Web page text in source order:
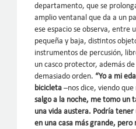
departamento, que se
amplio ventanal que da a un
ese espacio se observa, entre
pequeña y baja, distintos
instrumentos de percusión,
un casco protector, además
demasiado orden. “Yo a mi
bicicleta –nos dice, viendo
salgo a la noche, me tomo un
una vida austera. Podría
en una casa más grande, pero